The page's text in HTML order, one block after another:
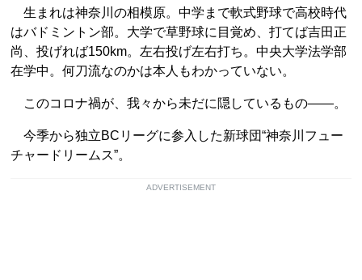
生まれは神奈川の相模原。中学まで軟式野球で高校時代
はバドミントン部。大学で草野球に目覚め、打てば吉田正
尚、投げれば150km。左右投げ左右打ち。中央大学法学部
在学中。何刀流なのかは本人もわかっていない。
このコロナ禍が、我々から未だに隠しているもの――。
今季から独立BCリーグに参入した新球団“神奈川フュー
チャードリームス”。
ADVERTISEMENT